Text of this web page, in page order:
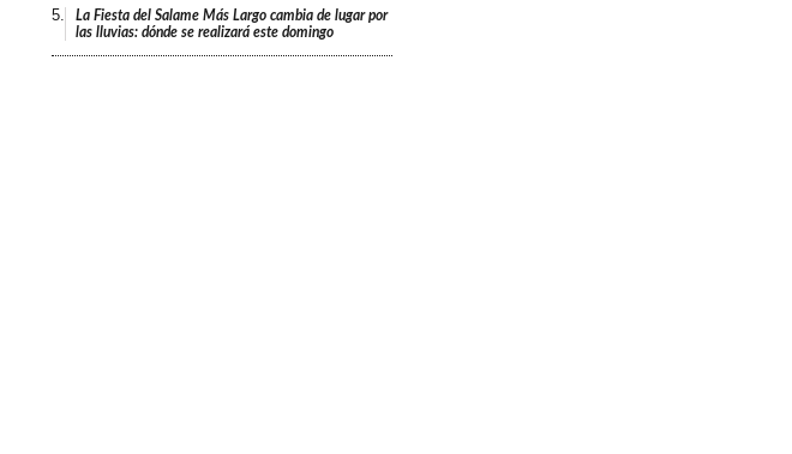
5.
La Fiesta del Salame Más Largo cambia de lugar por
las lluvias: dónde se realizará este domingo